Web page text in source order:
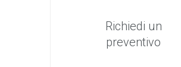
Richiedi un
preventivo